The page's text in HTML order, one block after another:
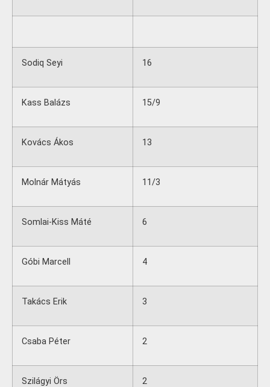
Sodiq Seyi 16
Kass Balázs 15/9
Kovács Ákos 13
Molnár Mátyás 11/3
Somlai-Kiss Máté 6
Góbi Marcell 4
Takács Erik 3
Csaba Péter 2
Szilágyi Örs 2